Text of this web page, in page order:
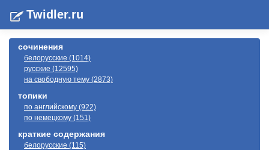
Twidler.ru
сочинения
белорусские (1014)
русские (12595)
на свободную тему (2873)
топики
по английскому (922)
по немецкому (151)
краткие содержания
белорусские (115)